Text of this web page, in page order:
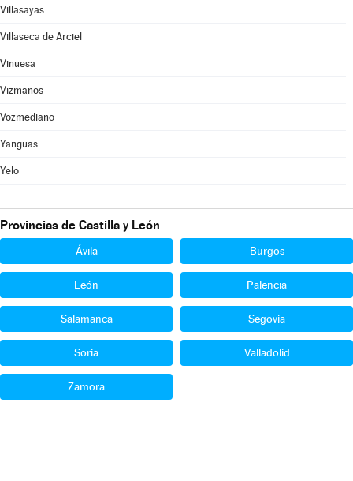
Villasayas
Villaseca de Arciel
Vinuesa
Vizmanos
Vozmediano
Yanguas
Yelo
Provincias de Castilla y León
Ávila Burgos
León Palencia
Salamanca Segovia
Soria Valladolid
Zamora